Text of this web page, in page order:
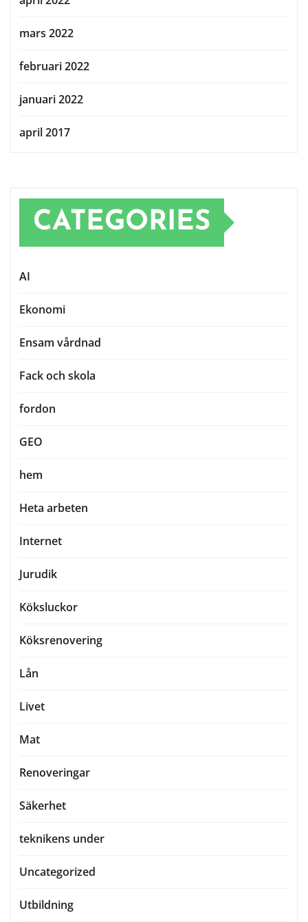
mars 2022
februari 2022
januari 2022
april 2017
CATEGORIES
AI
Ekonomi
Ensam vårdnad
Fack och skola
fordon
GEO
hem
Heta arbeten
Internet
Jurudik
Köksluckor
Köksrenovering
Lån
Livet
Mat
Renoveringar
Säkerhet
teknikens under
Uncategorized
Utbildning